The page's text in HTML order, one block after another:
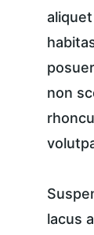
non
lacus